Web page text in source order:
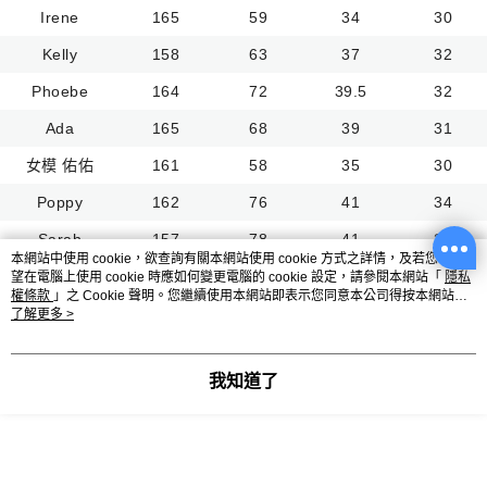
Irene 165 59 34 30
Kelly 158 63 37 32
Phoebe 164 72 39.5 32
Ada 165 68 39 31
女模 佑佑 161 58 35 30
Poppy 162 76 41 34
Sarah 157 78 41 35
Bonnie 163 90 45 39
Winnie
Lara 159 80 43 36
105
本網站中使用 cookie，欲查詢有關本網站使用 cookie 方式之詳情，及若您不希
望在電腦上使用 cookie 時應如何變更電腦的 cookie 設定，請參閱本網站「 隱私
權條款 」之 Cookie 聲明。您繼續使用本網站即表示您同意本公司得按本網站使
用條款之 Cookie 聲明使用 cookie。
了解更多 >
我知道了